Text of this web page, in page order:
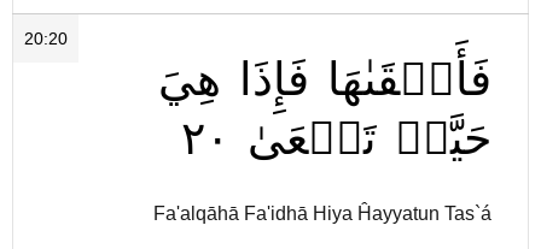
20:20
فَأَلۡقَىٰهَا فَإِذَا
هِيَ
حَيَّةٞ تَسۡعَىٰ ٢٠
Fa'alqāhā Fa'idhā Hiya Ĥayyatun Tas`á